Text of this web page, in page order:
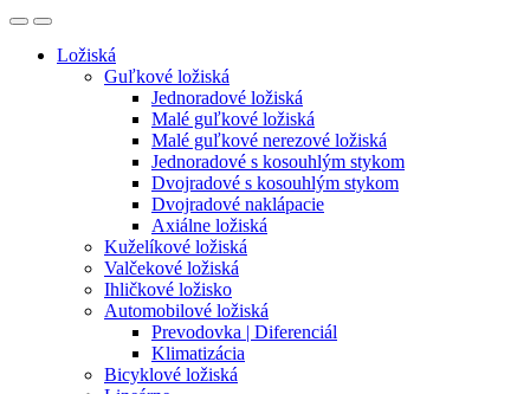
Ložiská
Guľkové ložiská
Jednoradové ložiská
Malé guľkové ložiská
Malé guľkové nerezové ložiská
Jednoradové s kosouhlým stykom
Dvojradové s kosouhlým stykom
Dvojradové naklápacie
Axiálne ložiská
Kuželíkové ložiská
Valčekové ložiská
Ihličkové ložisko
Automobilové ložiská
Prevodovka | Diferenciál
Klimatizácia
Bicyklové ložiská